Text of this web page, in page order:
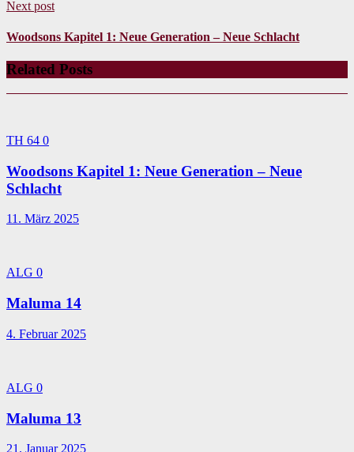
Next post
Woodsons Kapitel 1: Neue Generation – Neue Schlacht
Related Posts
TH 64 0
Woodsons Kapitel 1: Neue Generation – Neue
Schlacht
11. März 2025
ALG 0
Maluma 14
4. Februar 2025
ALG 0
Maluma 13
21. Januar 2025